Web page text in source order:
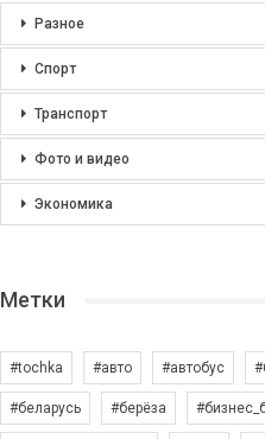
Разное
Спорт
Транспорт
Фото и видео
Экономика
Метки
#tochka #авто #автобус
#беларусь #берёза